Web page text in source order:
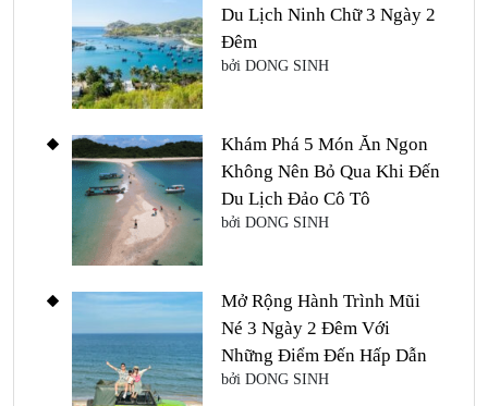
Du Lịch Ninh Chữ 3 Ngày 2
Đêm
bởi DONG SINH
Khám Phá 5 Món Ăn Ngon
Không Nên Bỏ Qua Khi Đến
Du Lịch Đảo Cô Tô
bởi DONG SINH
Mở Rộng Hành Trình Mũi
Né 3 Ngày 2 Đêm Với
Những Điểm Đến Hấp Dẫn
bởi DONG SINH